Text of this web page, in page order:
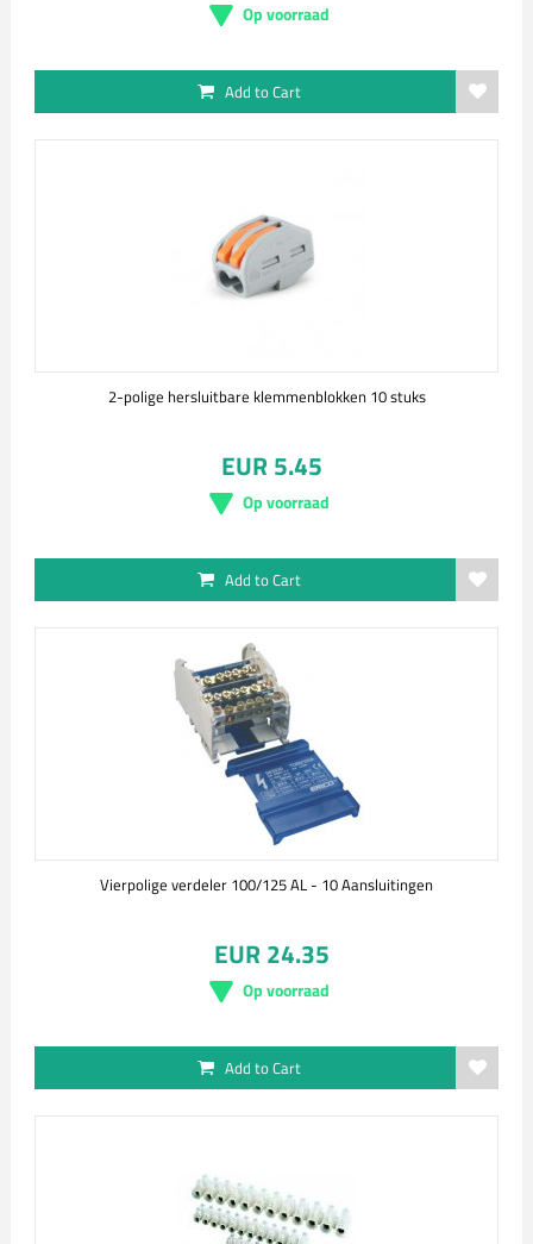
Op voorraad
Add to Cart
2-polige hersluitbare klemmenblokken 10 stuks
EUR 5.45
Op voorraad
Add to Cart
Vierpolige verdeler 100/125 AL - 10 Aansluitingen
EUR 24.35
Op voorraad
Add to Cart